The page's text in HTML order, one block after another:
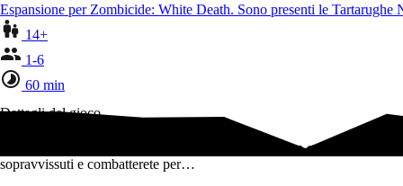
Espansione per Zombicide: White Death. Sono presenti le
14+
1-6
60 min
Dettagli del gioco
Un gioco cooperativo a scenari in cui controllerete un gruppo di
sopravvissuti e combatterete per…